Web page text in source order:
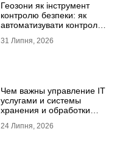
Геозони як інструмент
контролю безпеки: як
автоматизувати контроль
31 Липня, 2026
Чем важны управление IT
услугами и системы
хранения и обработки
24 Липня, 2026